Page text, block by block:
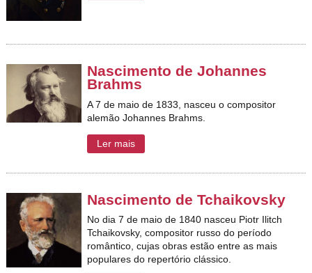
Nascimento de Johannes
Brahms
A 7 de maio de 1833, nasceu o compositor
alemão Johannes Brahms.
Ler mais
Nascimento de Tchaikovsky
No dia 7 de maio de 1840 nasceu Piotr Ilitch
Tchaikovsky, compositor russo do período
romântico, cujas obras estão entre as mais
populares do repertório clássico.